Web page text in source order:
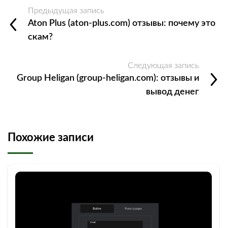
Предыдущая запись
Aton Plus (aton-plus.com) отзывы: почему это
скам?
Следующая запись
Group Heligan (group-heligan.com): отзывы и
вывод денег
Похожие записи